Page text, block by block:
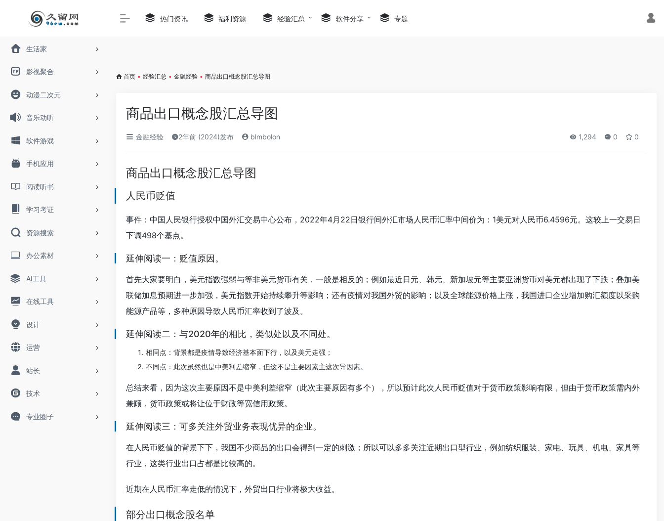
Warning: Trying to access array offset on value of type bool in/www/wwwroot/96ew.com/wp-content/themes/onenav/inc/clipimage.php
生活家
影视聚合
动漫二次元
音乐动听
软件游戏
手机应用
阅读听书
学习考证
资源搜索
办公素材
AI工具
在线工具
设计
运营
站长
技术
专业圈子
热门资讯 福利资源 经验汇总 软件分享 专题
首页 • 经验汇总 • 金融经验 • 商品出口概念股汇总导图
商品出口概念股汇总导图
金融经验 2年前 (2024)发布 blmbolon 1,294 0 0
商品出口概念股汇总导图
人民币贬值
事件：中国人民银行授权中国外汇交易中心公布，2022年4月22日银行间外汇市场人民币汇率中间价为：1美元对人民币6.4596元。这较上一交易日
下调498个基点。
延伸阅读一：贬值原因。
首先大家要明白，美元指数强弱与等非美元货币有关，一般是相反的；例如最近日元、韩元、新加坡元等主要亚洲货币对美元都出现了下跌；叠加美
联储加息预期进一步加强，美元指数开始持续攀升等影响；还有疫情对我国外贸的影响；以及全球能源价格上涨，我国进口企业增加购汇额度以采购
能源产品等，多种原因导致人民币汇率收到了波及。
延伸阅读二：与2020年的相比，类似处以及不同处。
相同点：背景都是疫情导致经济基本面下行，以及美元走强；
不同点：此次虽然也是中美利差缩窄，但这不是主要因素主这次导因素。
总结来看，因为这次主要原因不是中美利差缩窄（此次主要原因有多个），所以预计此次人民币贬值对于货币政策影响有限，但由于货币政策需内外
兼顾，货币政策或将让位于财政等宽信用政策。
延伸阅读三：可多关注外贸业务表现优异的企业。
在人民币贬值的背景下下，我国不少商品的出口会得到一定的刺激；所以可以多多关注近期出口型行业，例如纺织服装、家电、玩具、机电、家具等
行业，这类行业出口占都是比较高的。
近期在人民币汇率走低的情况下，外贸出口行业将极大收益。
部分出口概念股名单